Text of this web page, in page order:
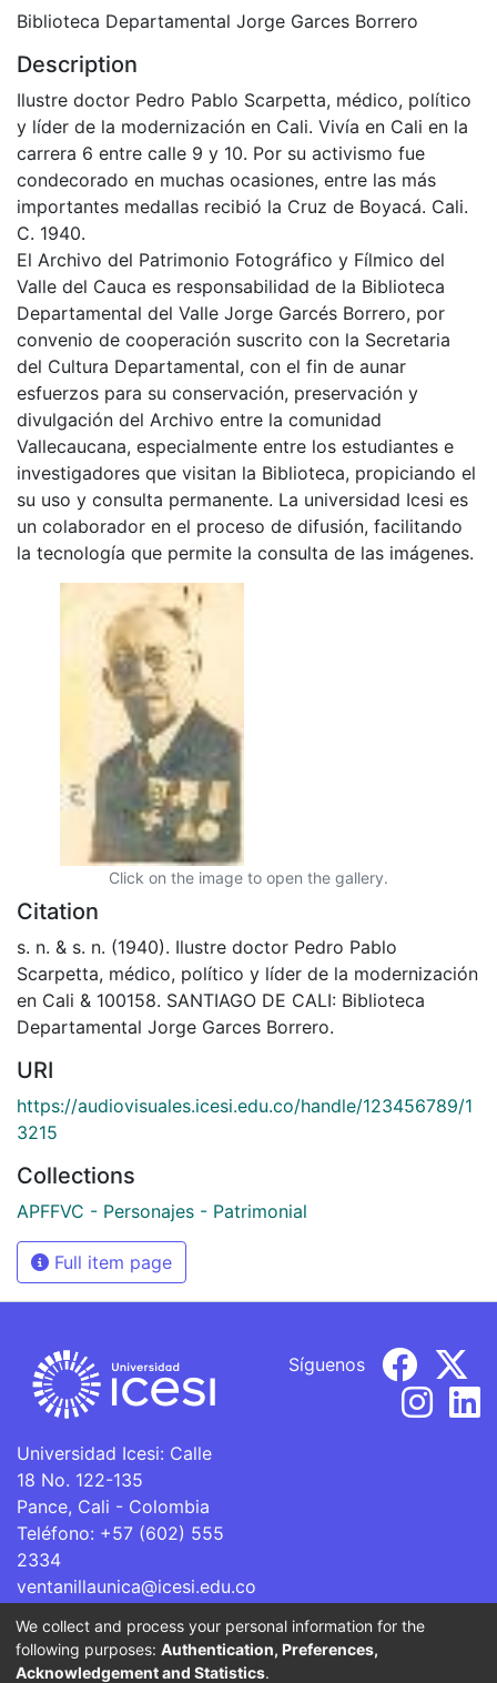
Biblioteca Departamental Jorge Garces Borrero
Description
Ilustre doctor Pedro Pablo Scarpetta, médico, político
y líder de la modernización en Cali. Vivía en Cali en la
carrera 6 entre calle 9 y 10. Por su activismo fue
condecorado en muchas ocasiones, entre las más
importantes medallas recibió la Cruz de Boyacá. Cali.
C. 1940.
El Archivo del Patrimonio Fotográfico y Fílmico del
Valle del Cauca es responsabilidad de la Biblioteca
Departamental del Valle Jorge Garcés Borrero, por
convenio de cooperación suscrito con la Secretaria
del Cultura Departamental, con el fin de aunar
esfuerzos para su conservación, preservación y
divulgación del Archivo entre la comunidad
Vallecaucana, especialmente entre los estudiantes e
investigadores que visitan la Biblioteca, propiciando el
su uso y consulta permanente. La universidad Icesi es
un colaborador en el proceso de difusión, facilitando
la tecnología que permite la consulta de las imágenes.
Click on the image to open the gallery.
Citation
s. n. & s. n. (1940). Ilustre doctor Pedro Pablo
Scarpetta, médico, político y líder de la modernización
en Cali & 100158. SANTIAGO DE CALI: Biblioteca
Departamental Jorge Garces Borrero.
URI
https://audiovisuales.icesi.edu.co/handle/123456789/1
3215
Collections
APFFVC - Personajes - Patrimonial
Full item page
Universidad Icesi: Calle
18 No. 122-135
Pance, Cali - Colombia
Teléfono: +57 (602) 555
2334
ventanillaunica@icesi.edu.co
Síguenos
La Universidad Icesi es una Institución de Educación
Superior que se encuentra sujeta a inspección y vigilancia
We collect and process your personal information for the
following purposes: Authentication, Preferences,
Acknowledgement and Statistics.